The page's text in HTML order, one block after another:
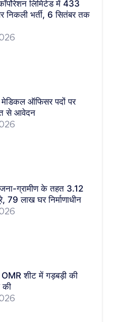
लिमिटेड में 433
निकली भर्ती, 6 सितंबर तक
ऑफिसर पदों पर
से आवेदन
ग्रामीण के तहत 3.12
79 लाख घर निर्माणाधीन
शीट में गड़बड़ी की
की